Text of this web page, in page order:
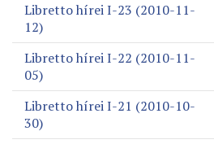
Libretto hírei I-23 (2010-11-
12)
Libretto hírei I-22 (2010-11-
05)
Libretto hírei I-21 (2010-10-
30)